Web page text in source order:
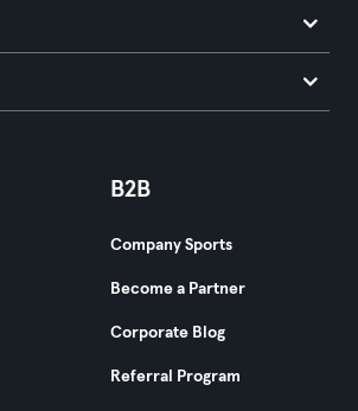
B2B
Company Sports
Become a Partner
Corporate Blog
Referral Program